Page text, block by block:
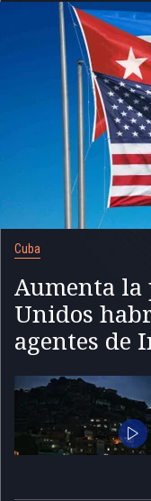
Cuba
Aumenta la
Unidos
agentes de